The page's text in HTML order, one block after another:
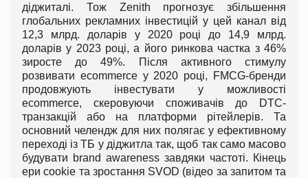
діджиталі. Тож Zenith прогнозує збільшення
глобальних рекламних інвестицій у цей канал від
12,3 млрд. доларів у 2020 році до 14,9 млрд.
доларів у 2023 році, а його ринкова частка з 46%
зиросте до 49%. Після активного стимулу
розвивати ecommerce у 2020 році, FMCG-бренди
продовжують інвестувати у можливості
ecommerce, скеровуючи споживачів до DTC-
транзакцій або на платформи рітейлерів. Та
основний челендж для них полягає у ефективному
переході із ТБ у діджитла так, щоб так само масово
будувати brand awareness завдяки частоті. Кінець
ери cookie та зростання SVOD (відео за запитом та